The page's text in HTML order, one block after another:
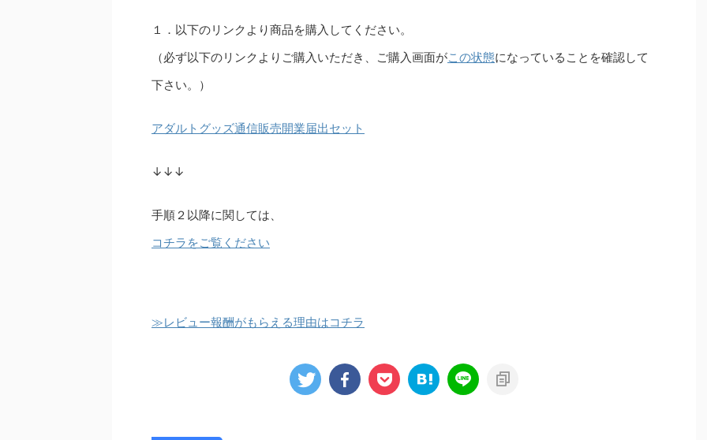
１．以下のリンクより商品を購入してください。
（必ず以下のリンクよりご購入いただき、ご購入画面がこの状態になっていることを確認して
下さい。）
アダルトグッズ通信販売開業届出セット
↓↓↓
手順２以降に関しては、
コチラをご覧ください
≫レビュー報酬がもらえる理由はコチラ